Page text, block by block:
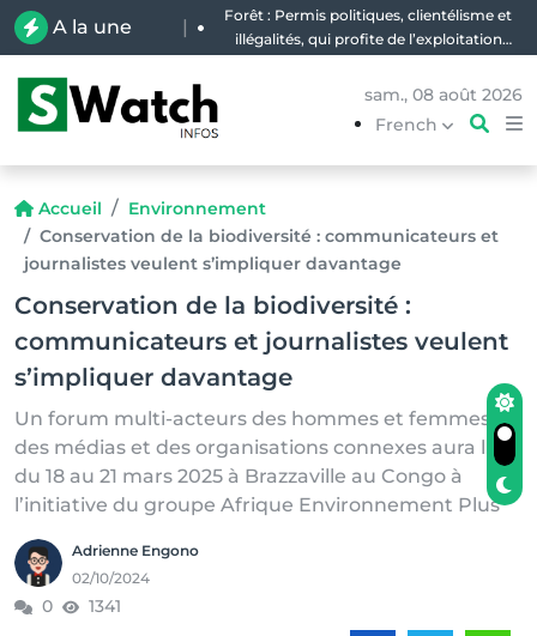
A la une |
Forêt : Permis politiques, clientélisme et
illégalités, qui profite de l’exploitation
sam., 08 août 2026
French
Accueil
Environnement
Conservation de la biodiversité : communicateurs et
journalistes veulent s’impliquer davantage
Conservation de la biodiversité :
communicateurs et journalistes veulent
s’impliquer davantage
Un forum multi-acteurs des hommes et femmes
des médias et des organisations connexes aura lieu
du 18 au 21 mars 2025 à Brazzaville au Congo à
l’initiative du groupe Afrique Environnement Plus
Adrienne Engono
02/10/2024
0 1341